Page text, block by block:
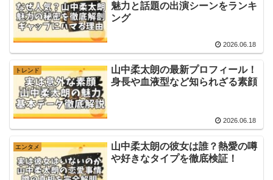
魅力と話題の出演シーンをランキ
ング
2026.06.18
トレンド
山中柔太朗の最新プロフィール！
身長や血液型など知られざる素顔
2026.06.18
エンタメ
山中柔太朗の彼女は誰？熱愛の噂
や好きなタイプを徹底検証！